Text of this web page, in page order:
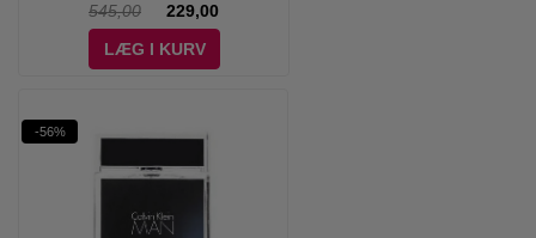
545,00
229,00
LÆG I KURV
-56%